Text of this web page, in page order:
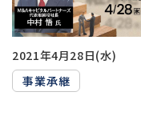
2021年4月28日(水)
事業承継